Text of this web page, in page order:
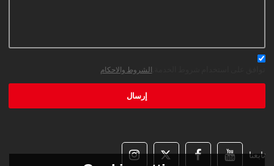
الشروط والاحكام
إرسال
تابعنا